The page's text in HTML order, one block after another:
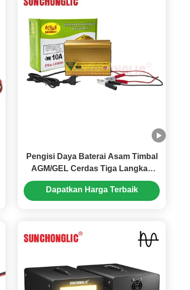
Pengisi Daya Baterai Asam Timbal
AGM/GEL Cerdas Tiga Langkah
FMADS 12V 10A dengan Layar
LED dan Perlindungan Tegangan
Dapatkan Harga Terbaik